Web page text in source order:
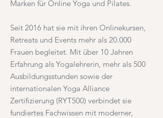
Marken für Online Yoga und Pilates.
Seit 2016 hat sie mit ihren Onlinekursen,
Retreats und Events mehr als 20.000
Frauen begleitet. Mit über 10 Jahren
Erfahrung als Yogalehrerin, mehr als 500
Ausbildungsstunden sowie der
internationalen Yoga Alliance
Zertifizierung (RYT500) verbindet sie
fundiertes Fachwissen mit moderner,